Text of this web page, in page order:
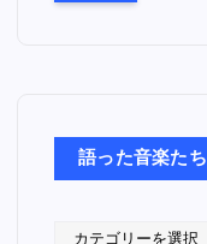
語った音楽たち